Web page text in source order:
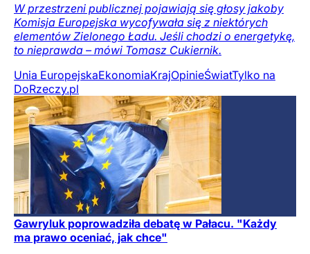
W przestrzeni publicznej pojawiają się głosy jakoby
Komisja Europejska wycofywała się z niektórych
elementów Zielonego Ładu. Jeśli chodzi o energetykę,
to nieprawda – mówi Tomasz Cukiernik.
Unia EuropejskaEkonomiaKrajOpinieŚwiatTylko na
DoRzeczy.pl
Gawryluk poprowadziła debatę w Pałacu. "Każdy
ma prawo oceniać, jak chce"